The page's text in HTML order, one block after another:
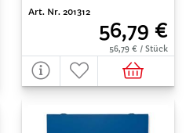
Art. Nr. 201312
56,79 €
56,79 € / Stück